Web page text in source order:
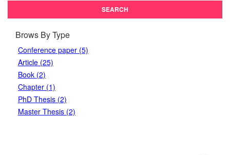
Brows By Type
Conference paper (5)
Article (25)
Book (2)
Chapter (1)
PhD Thesis (2)
Master Thesis (2)